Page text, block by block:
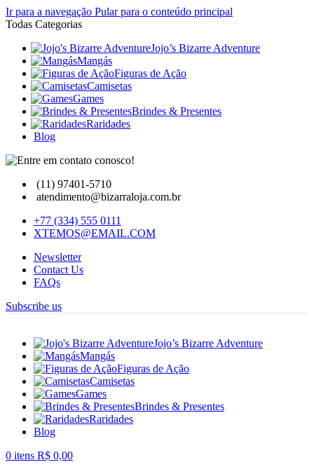
Ir para a navegação Pular para o conteúdo principal
Todas Categorias
Jojo’s Bizarre Adventure
Mangás
Figuras de Ação
Camisetas
Games
Brindes & Presentes
Raridades
Blog
(11) 97401-5710
atendimento@bizarraloja.com.br
+77 (334) 555 0111
XTEMOS@EMAIL.COM
Newsletter
Contact Us
FAQs
Subscribe us
Jojo’s Bizarre Adventure
Mangás
Figuras de Ação
Camisetas
Games
Brindes & Presentes
Raridades
Blog
0 itens R$ 0,00